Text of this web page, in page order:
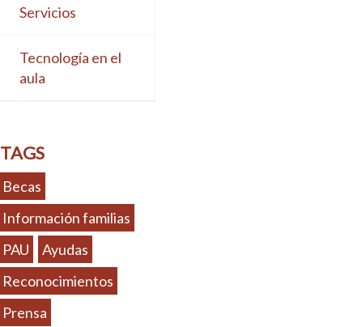
Servicios
Tecnología en el
aula
TAGS
Becas
Información familias
PAU
Ayudas
Reconocimientos
Prensa